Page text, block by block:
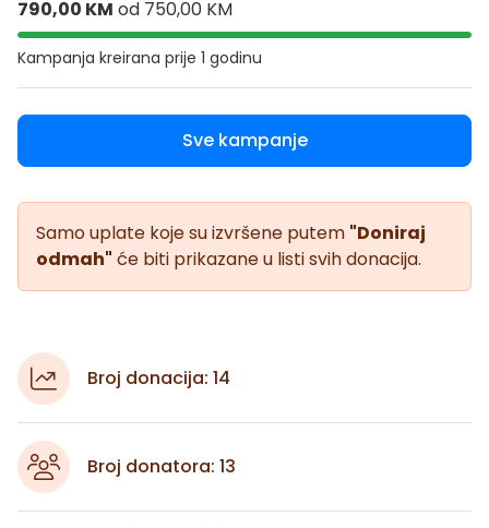
790,00 KM od 750,00 KM
Kampanja kreirana prije 1 godinu
Sve kampanje
Samo uplate koje su izvršene putem "Doniraj
odmah" će biti prikazane u listi svih donacija.
Broj donacija: 14
Broj donatora: 13